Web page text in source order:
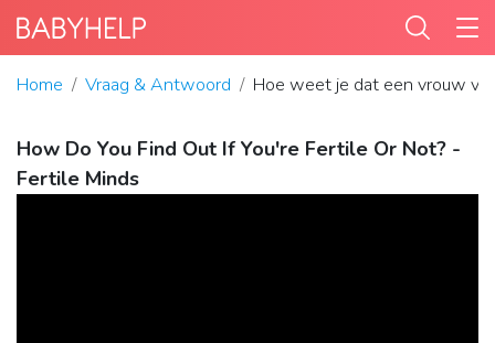
Home Vraag & Antwoord Hoe weet je dat een vrouw
How Do You Find Out If You're Fertile Or Not? -
Fertile Minds